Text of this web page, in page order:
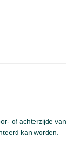
of achterzijde van
kan worden.